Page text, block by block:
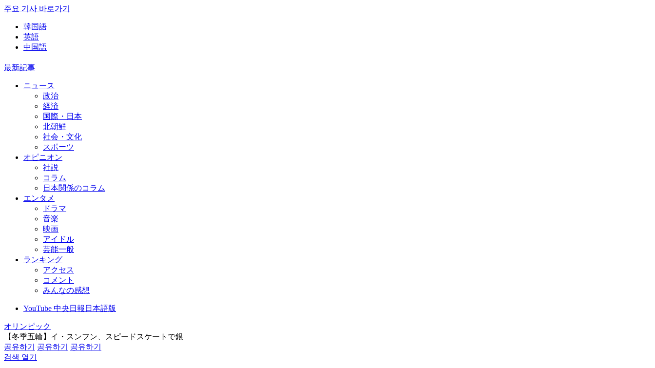
주요 기사 바로가기
韓国語
英語
中国語
最新記事
ニュース
政治
経済
国際・日本
北朝鮮
社会・文化
スポーツ
オピニオン
社説
コラム
日本関係のコラム
エンタメ
ドラマ
音楽
映画
アイドル
芸能一般
ランキング
アクセス
コメント
みんなの感想
YouTube 中央日報日本語版
オリンピック
【冬季五輪】イ・スンフン、スピードスケートで銀
공유하기
공유하기
공유하기
검색 열기